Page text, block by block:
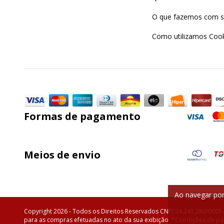
Ao navegar
O que fazemos com
Como utilizamos
Formas de pagamento
Meios de envio
Copyright 2026 - Todos os Direitos Reservados CNPJ 24.241.280/
para as compras efetuadas no ato da sua exibição. *Condições de